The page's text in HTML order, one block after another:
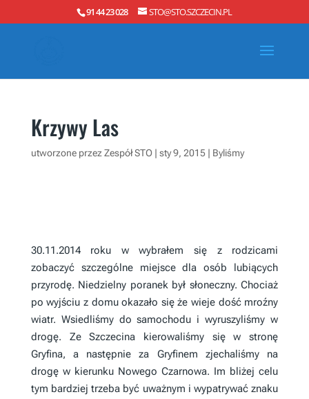
91 44 23 028 STO@STO.SZCZECIN.PL
Krzywy Las
utworzone przez Zespół STO| sty 9, 2015| Byliśmy
30.11.2014 roku w wybrałem się z rodzicami
zobaczyć szczególne miejsce dla osób lubiących
przyrodę. Niedzielny poranek był słoneczny. Chociaż
po wyjściu z domu okazało się że wieje dość mroźny
wiatr. Wsiedliśmy do samochodu i wyruszyliśmy w
drogę. Ze Szczecina kierowaliśmy się w stronę
Gryfina, a następnie za Gryfinem zjechaliśmy na
drogę w kierunku Nowego Czarnowa. Im bliżej celu
tym bardziej trzeba być uważnym i wypatrywać znaku